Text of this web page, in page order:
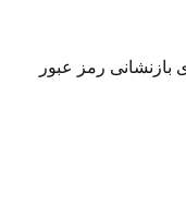
بازنشانی رمز عبور